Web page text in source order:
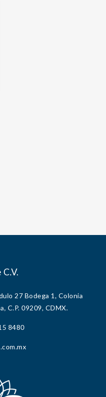
27 Bodega 1, Colonia
C.P. 09209, CDMX.
8480